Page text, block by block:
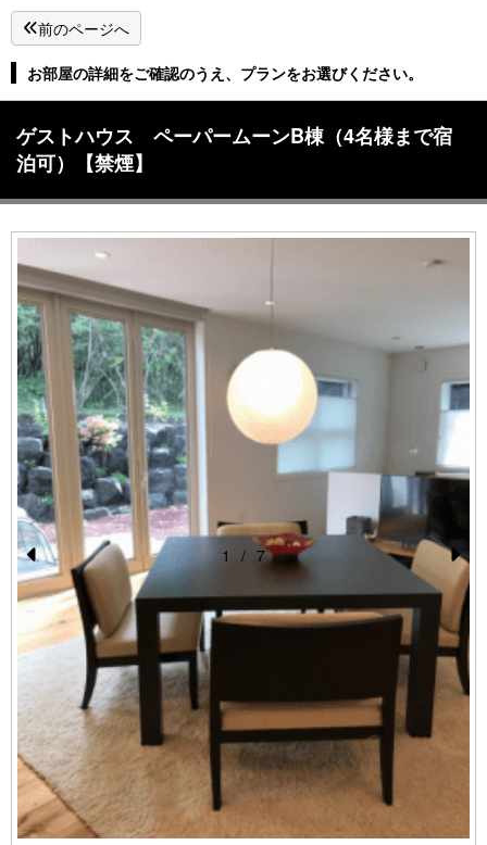
前のページへ
お部屋の詳細をご確認のうえ、プランをお選びください。
ゲストハウス ペーパームーンB棟（4名様まで宿
泊可）【禁煙】
Pr
vi
o
u
N
e
xt
1 / 7